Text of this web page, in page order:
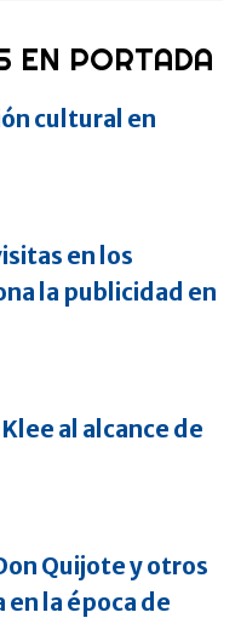
EN PORTADA
cultural en
en los
la publicidad en
al alcance de
Quijote y otros
en la época de